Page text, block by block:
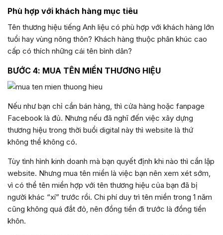
Phù hợp với khách hàng mục tiêu
Tên thương hiệu tiếng Anh liệu có phù hợp với khách hàng lớn
tuổi hay vùng nông thôn? Khách hàng thuộc phân khúc cao
cấp có thích những cái tên bình dân?
BƯỚC 4: MUA TÊN MIỀN THƯƠNG HIỆU
Nếu như bạn chỉ cần bán hàng, thì cửa hàng hoặc fanpage
Facebook là đủ. Nhưng nếu đã nghĩ đến việc xây dựng
thương hiệu trong thời buổi digital này thì website là thứ
không thể không có.
Tùy tình hình kinh doanh mà bạn quyết định khi nào thì cần lập
website. Nhưng mua tên miền là việc bạn nên xem xét sớm,
vì có thể tên miền hợp với tên thương hiệu của bạn đã bị
người khác “xí” trước rồi. Chi phí duy trì tên miền trong 1 năm
cũng không quá đắt đỏ, nên đồng tiền đi trước là đồng tiền
khôn.